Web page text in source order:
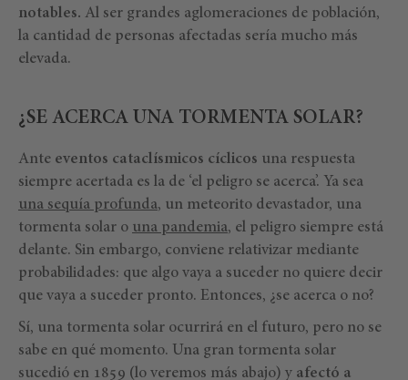
notables. Al ser grandes aglomeraciones de población,
la cantidad de personas afectadas sería mucho más
elevada.
¿SE ACERCA UNA TORMENTA SOLAR?
Ante eventos cataclísmicos cíclicos una respuesta
siempre acertada es la de ‘el peligro se acerca’. Ya sea
una sequía profunda, un meteorito devastador, una
tormenta solar o una pandemia, el peligro siempre está
delante. Sin embargo, conviene relativizar mediante
probabilidades: que algo vaya a suceder no quiere decir
que vaya a suceder pronto. Entonces, ¿se acerca o no?
Sí, una tormenta solar ocurrirá en el futuro, pero no se
sabe en qué momento. Una gran tormenta solar
sucedió en 1859 (lo veremos más abajo) y afectó a